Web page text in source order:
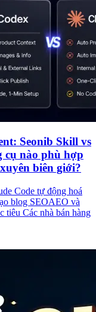
Seonib Skill vs
cụ nào phù hợp
biên giới?
Code tự động hoá
blog SEOAEO và
tiêu Các nhà bán hàng